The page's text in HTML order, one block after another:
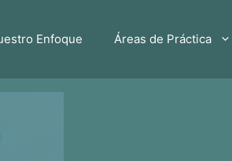
Enfoque Áreas de Práctica